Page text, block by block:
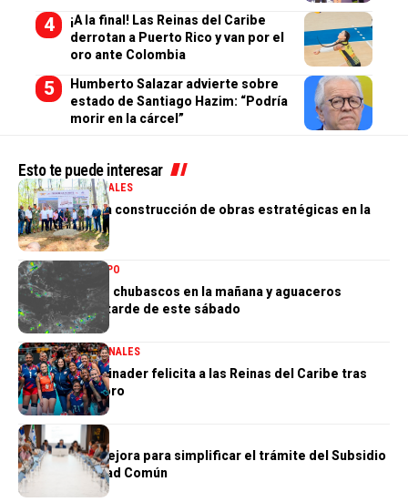
¡A la final! Las Reinas del Caribe
derrotan a Puerto Rico y van por el
oro ante Colombia
Humberto Salazar advierte sobre
estado de Santiago Hazim: “Podría
morir en la cárcel”
Esto te puede interesar
GOBIERNONACIONALES
Gobierno inicia construcción de obras estratégicas en la
frontera norte
NACIONALESTIEMPO
Indomet prevé chubascos en la mañana y aguaceros
aislados en la tarde de este sábado
DESTACADANACIONALES
Presidente Abinader felicita a las Reinas del Caribe tras
conquistar el oro
NACIONALES
CNSS aplica mejora para simplificar el trámite del Subsidio
por Enfermedad Común